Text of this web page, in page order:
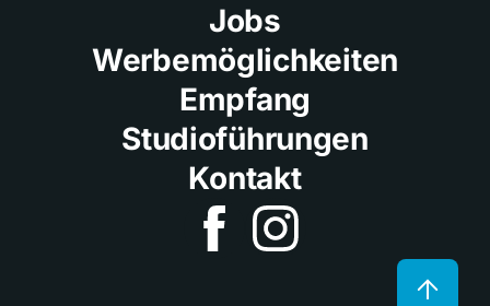
Jobs
Werbemöglichkeiten
Empfang
Studioführungen
Kontakt